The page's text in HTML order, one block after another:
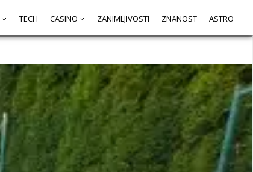
TECH CASINO ZANIMLJIVOSTI ZNANOST ASTRO